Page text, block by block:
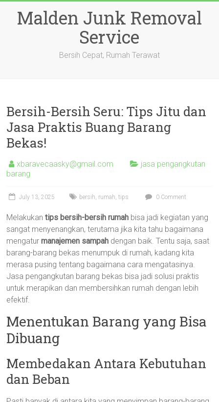
contentMalden Junk Removal
Service
Bersih Cepat, Rumah Terawat
Bersih-Bersih Seru: Tips Jitu dan
Jasa Praktis Buang Barang
Bekas!
xbaravecaasky@gmail.com
jasa pengangkutan
barang
July 13, 2025 bersih, rumah,tips 0 Comment
Melakukantips bersih-bersih rumah bisa jadi kegiatan yang
sangat menyenangkan, terutama jika kita tahu bagaimana
mengaturmanajemen sampah dengan baik. Tentu saja, saat
barang-barang bekas menumpuk di rumah, kadang kita
merasa pusing tentang bagaimana cara mengatasinya.
Jasa pengangkutan barang bekas bisa jadi solusi praktis
untuk merapikan dan membersihkan rumah dengan lebih
efektif.
Menentukan Barang yang Bisa
Dibuang
Membedakan Antara Kebutuhan
dan Beban